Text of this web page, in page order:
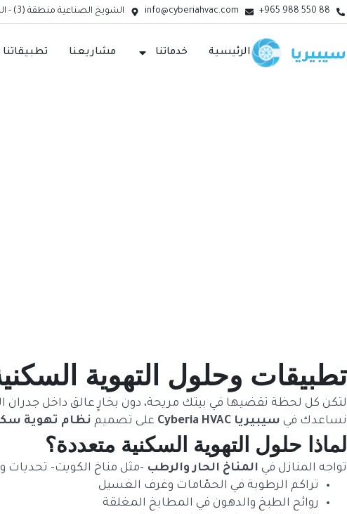
+965 988 550 88
info@cyberiahvac.com الشويخ الصناعية منطقة (3) - الكويت
الرئيسية خدماتنا مشاريعنا تطبيقاتنا
تطبيقات وحلول التهوية
لتكن كل لحظة تقضيها في بيتك مريحة، دون بخارٍ عالق داخل جدران
نساعدك في سيبيريا Cyberia HVAC على تصميم نظام تهوية
لماذا حلول التهوية السكنية متعددة؟
تواجه المنازل في المناخ الحار والرطب -مثل مناخ الكويت- تحديات
تراكم الرطوبة في الحمّامات وغرف الغسيل
روائح الطبخ والدهون في المطابخ المغلقة